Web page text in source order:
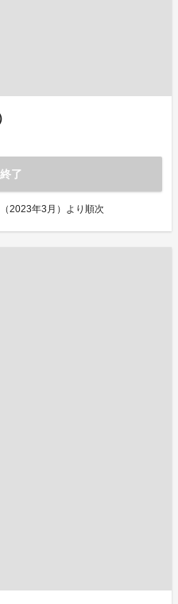
了
2023年3月）より順次